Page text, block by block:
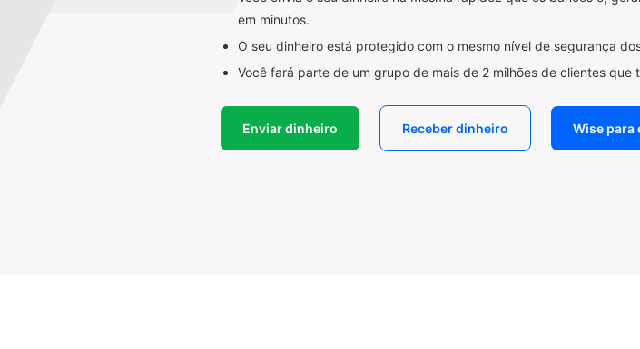
em minutos.
O seu dinheiro está protegido com o mesmo nível de segurança
Você fará parte de um grupo de mais de 2 milhões de clientes que
Enviar dinheiro Receber dinheiro Wise para